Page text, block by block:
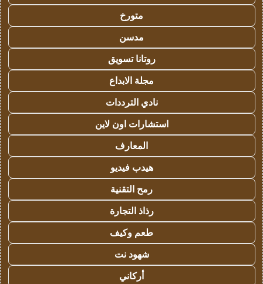
متورخ
مدسن
روتانا تسويق
مجلة الابداع
نادي الترددات
استشارات اون لاين
المعارف
هيدب فيديو
رمح التقنية
رذاذ التجارة
طعم وكيف
شهود نت
أركاني